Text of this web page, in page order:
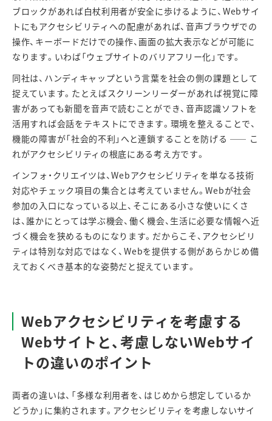
ブロックがあれば白杖利用者が安全に歩けるように、 Webサイ
トにもアクセシビリティへの配慮があれば、音声ブラウザでの
操作、キーボードだけでの操作、画面の拡大表示などが可能に
なります。いわば「ウェブサイトのバリアフリー化」です。
同社は、ハンディキャップという言葉を社会の側の課題として
捉えています。たとえばスクリーンリーダーがあれば視覚に障
害があっても新聞を音声で読むことができ、音声認識ソフトを
活用すれば会話をテキストにできます。環境を整えることで、
機能の障害が「社会的不利」へと連鎖することを防げる ―― こ
れがアクセシビリティの根底にある考え方です。
インフォ・クリエイツは、Webアクセシビリティを単なる技術
対応やチェック項目の集合とは考えていません。Webが社会
参加の入口になっている以上、そこにある小さな使いにくさ
は、誰かにとっては学ぶ機会、働く機会、生活に必要な情報へ近
づく機会を狭めるものになります。だからこそ、アクセシビリ
ティは特別な対応ではなく、Webを提供する側があらかじめ備
えておくべき基本的な姿勢だと捉えています。
Webアクセシビリティを考慮する
Webサイトと、考慮しないWebサイ
トの違いのポイント
両者の違いは、「多様な利用者を、はじめから想定しているか
どうか」に集約されます。アクセシビリティを考慮しないサイ